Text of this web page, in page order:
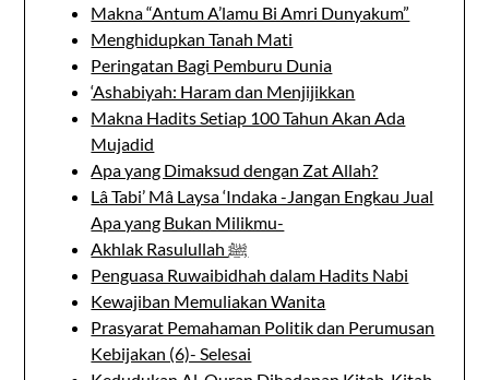
Makna “Antum A’lamu Bi Amri Dunyakum”
Menghidupkan Tanah Mati
Peringatan Bagi Pemburu Dunia
‘Ashabiyah: Haram dan Menjijikkan
Makna Hadits Setiap 100 Tahun Akan Ada
Mujadid
Apa yang Dimaksud dengan Zat Allah?
Lâ Tabi’ Mâ Laysa ‘Indaka -Jangan Engkau Jual
Apa yang Bukan Milikmu-
Akhlak Rasulullah ﷺ
Penguasa Ruwaibidhah dalam Hadits Nabi
Kewajiban Memuliakan Wanita
Prasyarat Pemahaman Politik dan Perumusan
Kebijakan (6)- Selesai